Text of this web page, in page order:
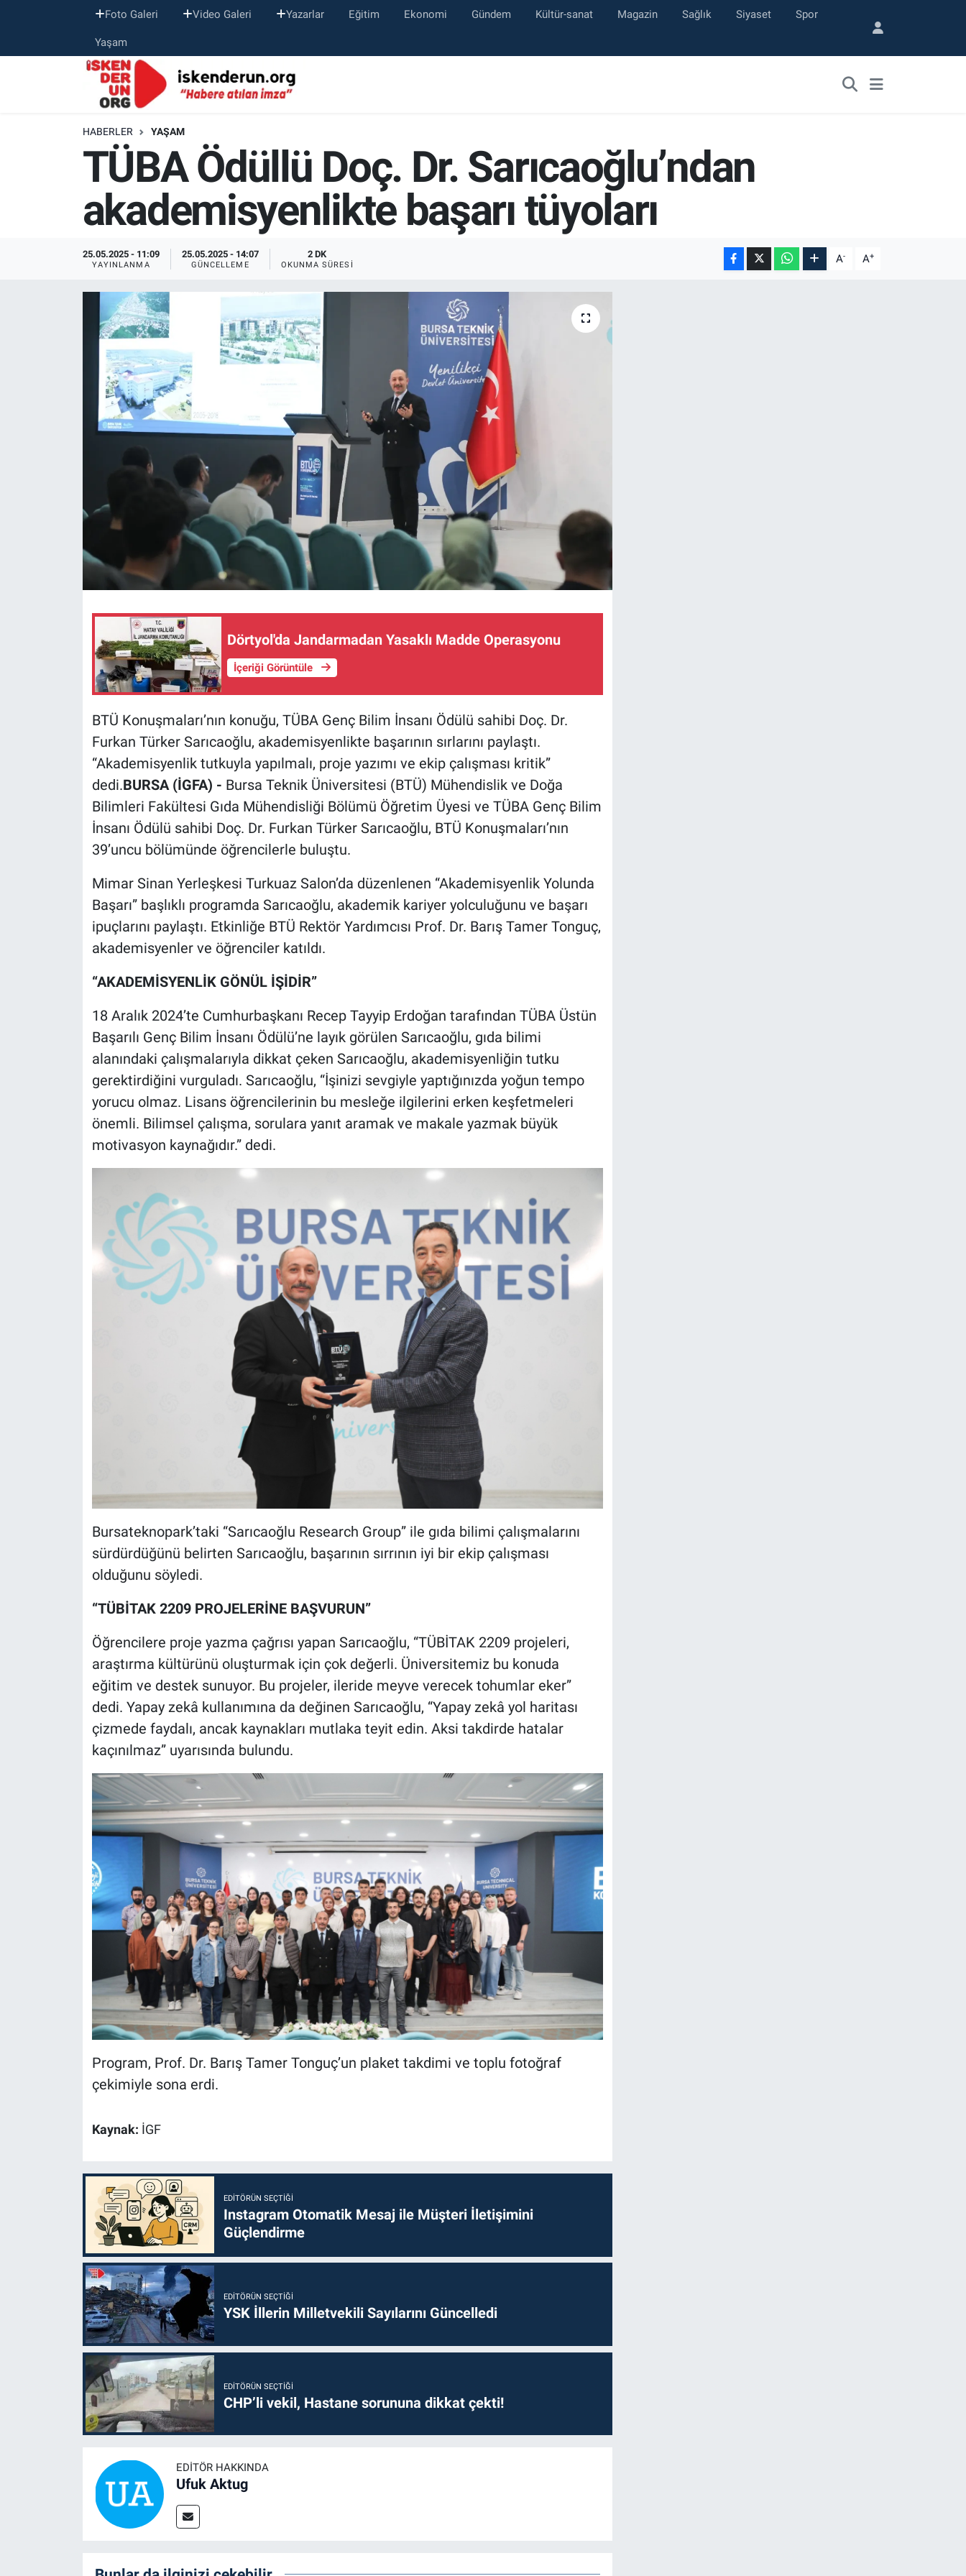
Foto Galeri Video Galeri Yazarlar Eğitim Ekonomi Gündem Kültür-sanat Magazin Sağlık Siyaset Spor
Yaşam
HABERLER YAŞAM
TÜBA Ödüllü Doç. Dr. Sarıcaoğlu’ndan
akademisyenlikte başarı tüyoları
25.05.2025 - 11:09
YAYINLANMA
25.05.2025 - 14:07
GÜNCELLEME
2 DK
OKUNMA SÜRESI A- A+
Dörtyol'da Jandarmadan Yasaklı Madde Operasyonu
İçeriği Görüntüle
BTÜ Konuşmaları’nın konuğu, TÜBA Genç Bilim İnsanı Ödülü sahibi Doç. Dr.
Furkan Türker Sarıcaoğlu, akademisyenlikte başarının sırlarını paylaştı.
“Akademisyenlik tutkuyla yapılmalı, proje yazımı ve ekip çalışması kritik”
dedi.BURSA (İGFA) - Bursa Teknik Üniversitesi (BTÜ) Mühendislik ve Doğa
Bilimleri Fakültesi Gıda Mühendisliği Bölümü Öğretim Üyesi ve TÜBA Genç Bilim
İnsanı Ödülü sahibi Doç. Dr. Furkan Türker Sarıcaoğlu, BTÜ Konuşmaları’nın
39’uncu bölümünde öğrencilerle buluştu.
Mimar Sinan Yerleşkesi Turkuaz Salon’da düzenlenen “Akademisyenlik Yolunda
Başarı” başlıklı programda Sarıcaoğlu, akademik kariyer yolculuğunu ve başarı
ipuçlarını paylaştı. Etkinliğe BTÜ Rektör Yardımcısı Prof. Dr. Barış Tamer Tonguç,
akademisyenler ve öğrenciler katıldı.
“AKADEMİSYENLİK GÖNÜL İŞİDİR”
18 Aralık 2024’te Cumhurbaşkanı Recep Tayyip Erdoğan tarafından TÜBA Üstün
Başarılı Genç Bilim İnsanı Ödülü’ne layık görülen Sarıcaoğlu, gıda bilimi
alanındaki çalışmalarıyla dikkat çeken Sarıcaoğlu, akademisyenliğin tutku
gerektirdiğini vurguladı. Sarıcaoğlu, “İşinizi sevgiyle yaptığınızda yoğun tempo
yorucu olmaz. Lisans öğrencilerinin bu mesleğe ilgilerini erken keşfetmeleri
önemli. Bilimsel çalışma, sorulara yanıt aramak ve makale yazmak büyük
motivasyon kaynağıdır.” dedi.
Bursateknopark’taki “Sarıcaoğlu Research Group” ile gıda bilimi çalışmalarını
sürdürdüğünü belirten Sarıcaoğlu, başarının sırrının iyi bir ekip çalışması
olduğunu söyledi.
“TÜBİTAK 2209 PROJELERİNE BAŞVURUN”
Öğrencilere proje yazma çağrısı yapan Sarıcaoğlu, “TÜBİTAK 2209 projeleri,
araştırma kültürünü oluşturmak için çok değerli. Üniversitemiz bu konuda
eğitim ve destek sunuyor. Bu projeler, ileride meyve verecek tohumlar eker”
dedi. Yapay zekâ kullanımına da değinen Sarıcaoğlu, “Yapay zekâ yol haritası
çizmede faydalı, ancak kaynakları mutlaka teyit edin. Aksi takdirde hatalar
kaçınılmaz” uyarısında bulundu.
Program, Prof. Dr. Barış Tamer Tonguç’un plaket takdimi ve toplu fotoğraf
çekimiyle sona erdi.
Kaynak: İGF
EDITÖRÜN SEÇTIĞI
Instagram Otomatik Mesaj ile Müşteri İletişimini
Güçlendirme
EDITÖRÜN SEÇTIĞI
YSK İllerin Milletvekili Sayılarını Güncelledi
EDITÖRÜN SEÇTIĞI
CHP’li vekil, Hastane sorununa dikkat çekti!
EDITÖR HAKKINDA
Ufuk Aktug